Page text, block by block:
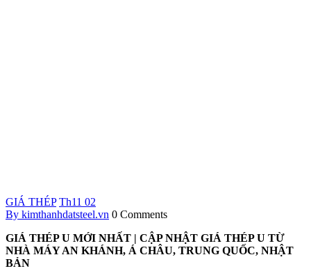
GIÁ THÉP Th11 02
By kimthanhdatsteel.vn 0 Comments
GIÁ THÉP U MỚI NHẤT | CẬP NHẬT GIÁ THÉP U TỪ
NHÀ MÁY AN KHÁNH, Á CHÂU, TRUNG QUỐC, NHẬT
BẢN